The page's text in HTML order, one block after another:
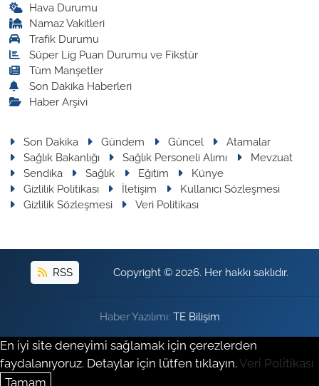
Hava Durumu
Namaz Vakitleri
Trafik Durumu
Süper Lig Puan Durumu ve Fikstür
Tüm Manşetler
Son Dakika Haberleri
Haber Arşivi
Son Dakika Gündem Güncel
Atamalar
Sağlık Bakanlığı
Sağlık Personeli Alımı
Mevzuat
Sendika
Sağlık Eğitim
Künye
Gizlilik Politikası
İletişim
Kullanıcı Sözleşmesi
Gizlilik Sözleşmesi
Veri Politikası
RSS Copyright © 2026. Her hakkı saklıdır.
Haber Yazılımı: TE Bilişim
En iyi site deneyimi sağlamak için çerezlerden
faydalanıyoruz. Detaylar için lütfen tıklayın.Veri Politikası
Tamam